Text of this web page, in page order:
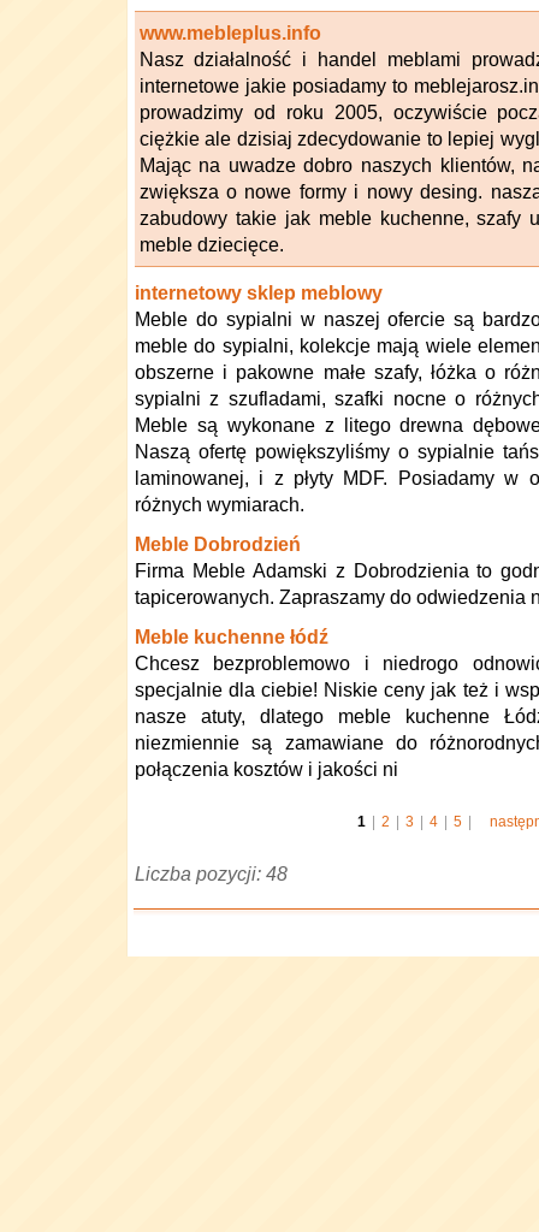
www.mebleplus.info
Nasz działalność i handel meblami
internetowe jakie posiadamy to
prowadzimy od roku 2005, oczywiście
ciężkie ale dzisiaj zdecydowanie to lepiej
Mając na uwadze dobro naszych klientów,
zwiększa o nowe formy i nowy desing.
zabudowy takie jak meble kuchenne, szafy
meble dziecięce.
internetowy sklep meblowy
Meble do sypialni w naszej ofercie są
meble do sypialni, kolekcje mają wiele
obszerne i pakowne małe szafy, łóżka o
sypialni z szufladami, szafki nocne o
Meble są wykonane z litego drewna
Naszą ofertę powiększyliśmy o sypialnie
laminowanej, i z płyty MDF. Posiadamy w
różnych wymiarach.
Meble Dobrodzień
Firma Meble Adamski z Dobrodzienia to
tapicerowanych. Zapraszamy do odwiedzenia
Meble kuchenne łódź
Chcesz bezproblemowo i niedrogo
specjalnie dla ciebie! Niskie ceny jak też i
nasze atuty, dlatego meble kuchenne
niezmiennie są zamawiane do
połączenia kosztów i jakości ni
1 2 3 4 5
Liczba pozycji: 48